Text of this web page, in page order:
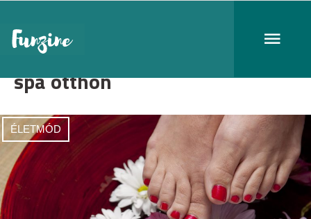
spa otthon
ÉLETMÓD